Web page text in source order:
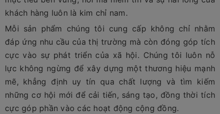
khách hàng luôn là kim chỉ nam.
Mỗi sản phẩm chúng tôi cung cấp không chỉ nhằm
đáp ứng nhu cầu của thị trường mà còn đóng góp tích
cực vào sự phát triển của xã hội. Chúng tôi luôn nỗ
lực không ngừng để xây dựng một thương hiệu mạnh
mẽ, khẳng định uy tín qua chất lượng và tìm kiếm
những cơ hội mới để cải tiến, sáng tạo, đồng thời tích
cực góp phần vào các hoạt động cộng đồng.